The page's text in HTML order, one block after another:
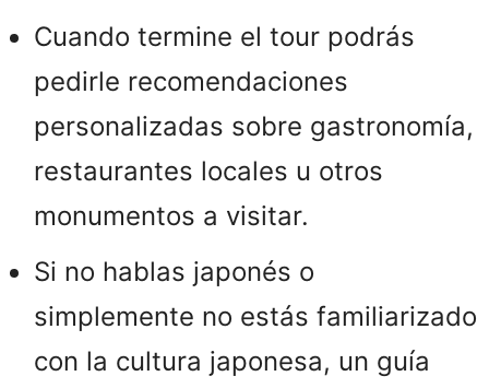
Cuando termine el tour podrás
pedirle recomendaciones
personalizadas sobre gastronomía,
restaurantes locales u otros
monumentos a visitar.
Si no hablas japonés o
simplemente no estás familiarizado
con la cultura japonesa, un guía